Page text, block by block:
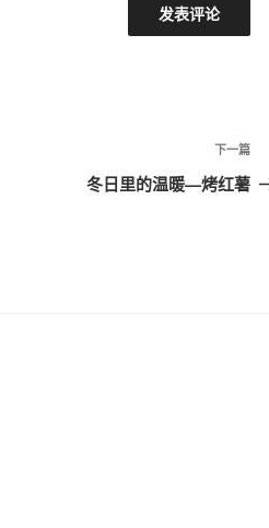
下
一
下一篇
冬日里的温暖—烤红薯